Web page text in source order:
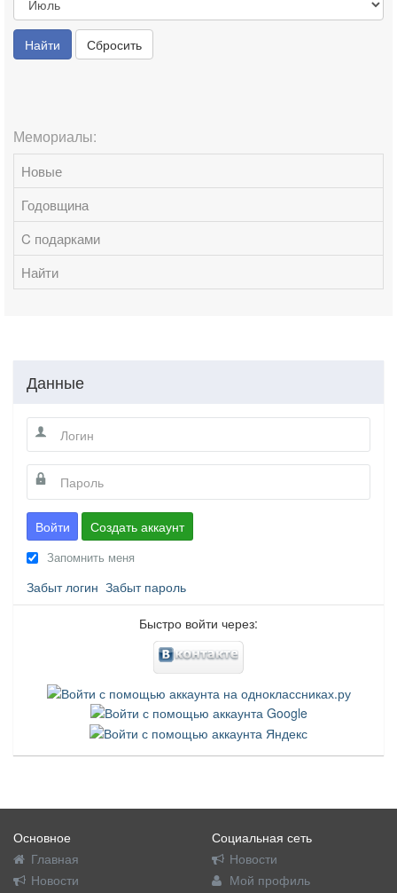
Найти Сбросить
Мемориалы:
Новые
Годовщина
C подарками
Найти
Данные
Войти Создать аккаунт
Запомнить меня
Забыт логин Забыт пароль
Быстро войти через:
Основное
Главная
Новости
Социальная сеть
Новости
Мой профиль